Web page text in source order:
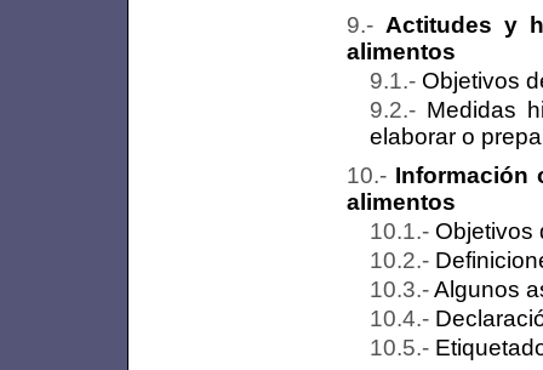
Actitudes y
alimentos
Objetivos
Medidas
elaborar o
Información
alimentos
Objetivos
Algunos